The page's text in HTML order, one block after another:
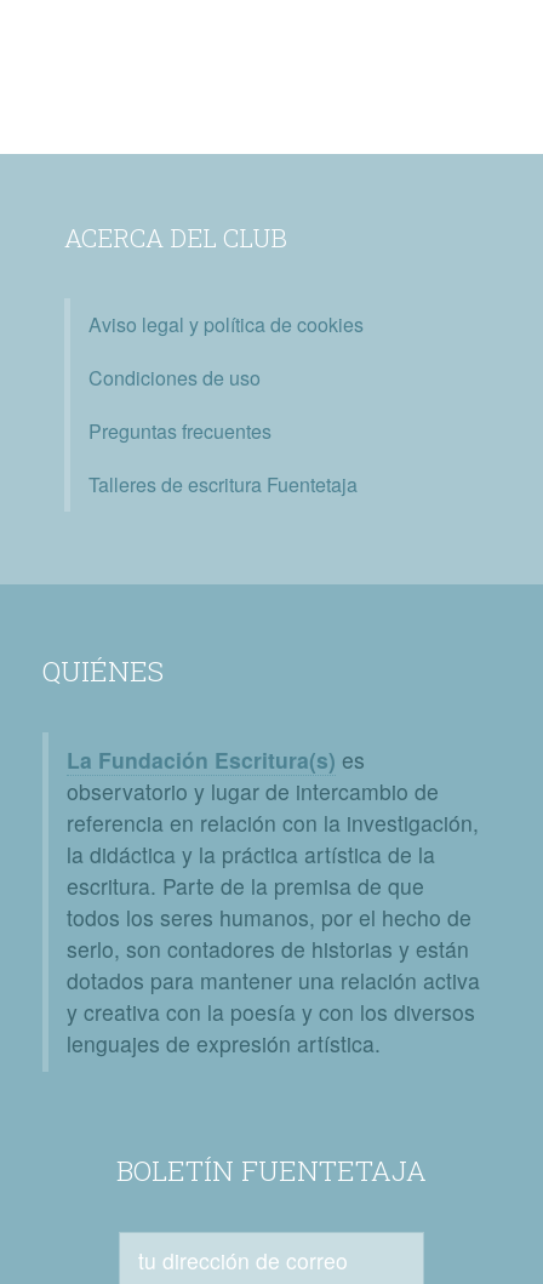
ACERCA DEL CLUB
Aviso legal y política de cookies
Condiciones de uso
Preguntas frecuentes
Talleres de escritura Fuentetaja
QUIÉNES
La Fundación Escritura(s) es
observatorio y lugar de intercambio de
referencia en relación con la investigación,
la didáctica y la práctica artística de la
escritura. Parte de la premisa de que
todos los seres humanos, por el hecho de
serlo, son contadores de historias y están
dotados para mantener una relación activa
y creativa con la poesía y con los diversos
lenguajes de expresión artística.
BOLETÍN FUENTETAJA